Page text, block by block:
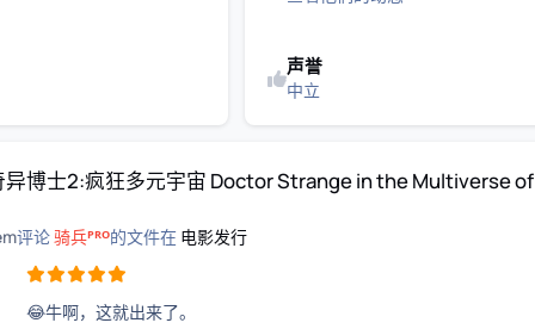
声誉
中立
异博士2:疯狂多元宇宙 Doctor Strange in the Multiverse
评论骑兵ᴾᴿᴼ的文件在 电影发行
😂牛啊，这就出来了。